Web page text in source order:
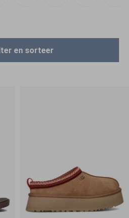
en sorteer